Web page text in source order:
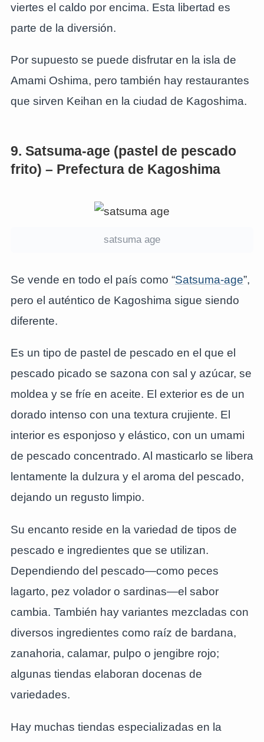
viertes el caldo por encima. Esta libertad es
parte de la diversión.
Por supuesto se puede disfrutar en la isla de
Amami Oshima, pero también hay restaurantes
que sirven Keihan en la ciudad de Kagoshima.
9. Satsuma-age (pastel de pescado
frito) – Prefectura de Kagoshima
satsuma age
Se vende en todo el país como “Satsuma-age”,
pero el auténtico de Kagoshima sigue siendo
diferente.
Es un tipo de pastel de pescado en el que el
pescado picado se sazona con sal y azúcar, se
moldea y se fríe en aceite. El exterior es de un
dorado intenso con una textura crujiente. El
interior es esponjoso y elástico, con un umami
de pescado concentrado. Al masticarlo se libera
lentamente la dulzura y el aroma del pescado,
dejando un regusto limpio.
Su encanto reside en la variedad de tipos de
pescado e ingredientes que se utilizan.
Dependiendo del pescado—como peces
lagarto, pez volador o sardinas—el sabor
cambia. También hay variantes mezcladas con
diversos ingredientes como raíz de bardana,
zanahoria, calamar, pulpo o jengibre rojo;
algunas tiendas elaboran docenas de
variedades.
Hay muchas tiendas especializadas en la